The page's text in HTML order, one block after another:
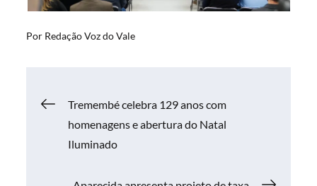
Por Redação Voz do Vale
Navegação
de
Tremembé celebra 129 anos com
homenagens e abertura do Natal
Iluminado